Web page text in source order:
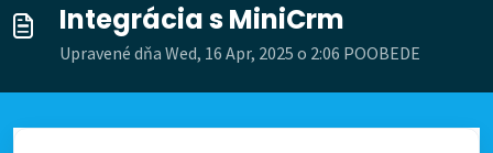
Integrácia s MiniCrm
Upravené dňa Wed, 16 Apr, 2025 o 2:06 POOBEDE